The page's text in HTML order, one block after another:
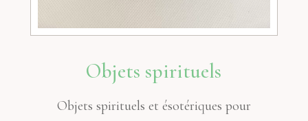
Objets spirituels
Objets spirituels et ésotériques pour